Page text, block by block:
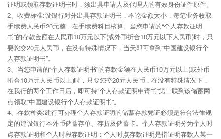
证明或领取存款证明书时，须出具申请人及代理人的有效身份证件原件。
2、收费标准:设银行对外出具存款证明书，不论金额大小，每笔业务收取
手续费人民币20元整，在手续费科目核算。当您申请的“个人存款证明
书”的存款金额在人民币10万元以下(或外币折合10万元以下人民币)时，只
要您交20元人民币，在没有特殊情况下，当天即可拿到“中国建设银行个
人存款证明书”。
3、当您申请的“个人存款证明书”的存款金额在人民币10万元以上(或外币
折合10万元人民币以上)时，只要您交20元人民币，在没有特殊情况下，
在我行的两个工作日后，即可持“个人存款证明申请书”第二联到该储蓄网
点领取“中国建设银行个人存款证明书”。
4、存款种类:建行可办理个人存款证明的储蓄存款凭证必须是符合法律规
定的建设银行本外币储蓄存单、存折及储蓄卡。个人存款证明分为个人时
点存款证明和个人时段存款证明：个人时点存款证明是指证明存款人某一